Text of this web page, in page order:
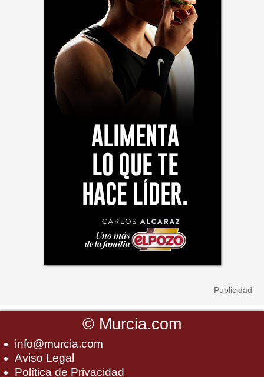
© Murcia.com
info@murcia.com
Aviso Legal
Política de Privacidad